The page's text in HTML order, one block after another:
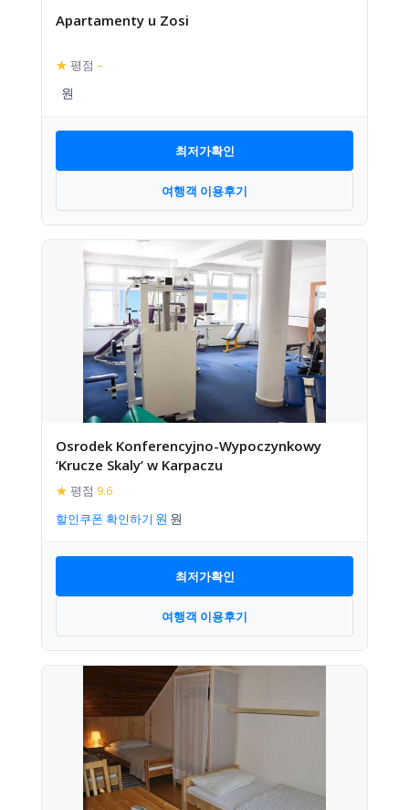
Apartamenty u Zosi
★ 평점 –
최저가확인
여행객 이용후기
Osrodek Konferencyjno-Wypoczynkowy
‘Krucze Skaly’ w Karpaczu
★ 평점 9.6
할인쿠폰 확인하기
최저가확인
여행객 이용후기